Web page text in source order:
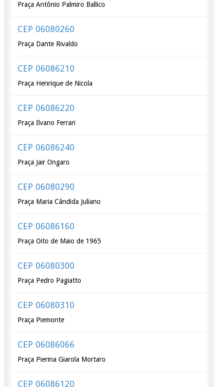
Praça Antônio Palmiro Ballico
CEP 06080260
Praça Dante Rivaldo
CEP 06086210
Praça Henrique de Nicola
CEP 06086220
Praça Ilvano Ferrari
CEP 06086240
Praça Jair Ongaro
CEP 06080290
Praça Maria Cândida Juliano
CEP 06086160
Praça Oito de Maio de 1965
CEP 06080300
Praça Pedro Pagiatto
CEP 06080310
Praça Piemonte
CEP 06086066
Praça Pierina Giarola Mortaro
CEP 06086120